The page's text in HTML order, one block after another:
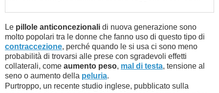
Le pillole anticoncezionali di nuova generazione sono
molto popolari tra le donne che fanno uso di questo tipo di
contraccezione, perché quando le si usa ci sono meno
probabilità di trovarsi alle prese con sgradevoli effetti
collaterali, come aumento peso, mal di testa, tensione al
seno o aumento della peluria.
Purtroppo, un recente studio inglese, pubblicato sulla